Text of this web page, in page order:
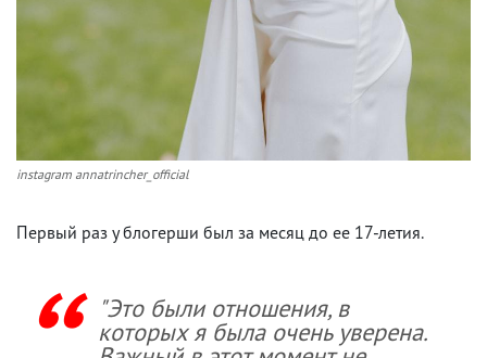
instagram annatrincher_official
Первый раз у блогерши был за месяц до ее 17-летия.
"Это были отношения, в
которых я была очень уверена.